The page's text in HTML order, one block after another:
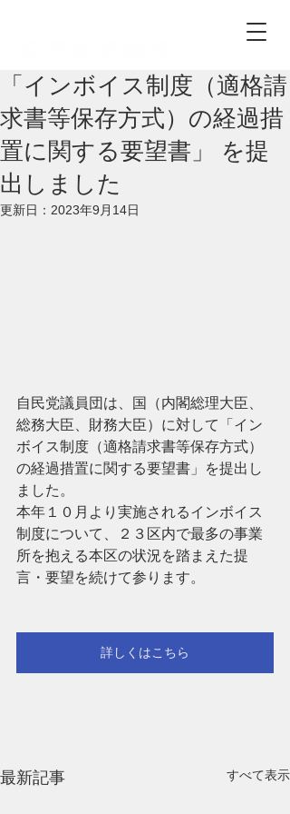
「インボイス制度（適格請
求書等保存方式）の経過措
置に関する要望書」 を提
出しました
更新日： 2023年9月14日
自民党議員団は、国（内閣総理大臣、
総務大臣、財務大臣）に対して「イン
ボイス制度（適格請求書等保存方式）
の経過措置に関する要望書」を提出し
ました。
本年１０月より実施されるインボイス
制度について、２３区内で最多の事業
所を抱える本区の状況を踏まえた提
言・要望を続けて参ります。
詳しくはこちら
最新記事 すべて表示